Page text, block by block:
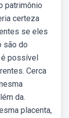
patrimônio
certeza
se eles
são do
é possível
Cerca
da.
placenta,